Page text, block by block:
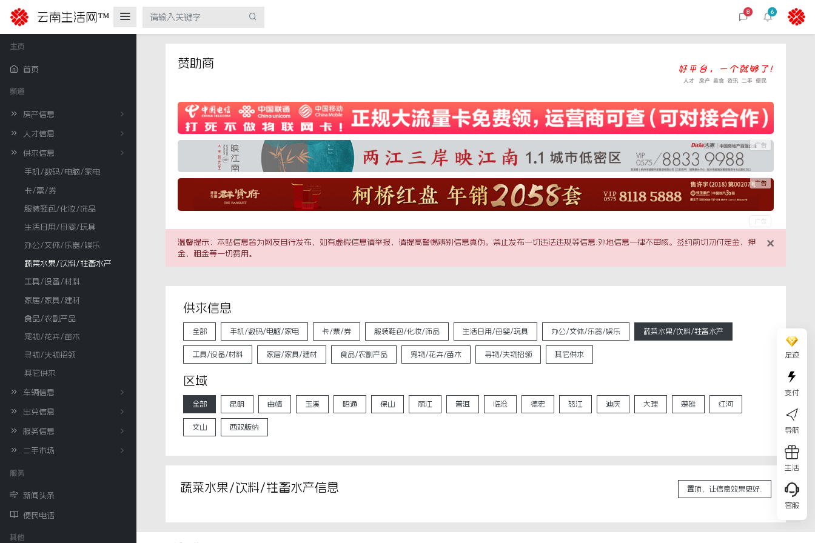
云南生活网™ 8 6
主页
首页
频道
房产信息
人才信息
供求信息
手机/数码/电脑/家电
卡/票/券
服装鞋包/化妆/饰品
生活日用/母婴/玩具
办公/文体/乐器/娱乐
蔬菜水果/饮料/牲畜水产
工具/设备/材料
家居/家具/建材
食品/农副产品
宠物/花卉/苗木
寻物/失物招领
其它供求
车辆信息
出兑信息
服务信息
二手市场
服务
新闻头条
便民电话
其他
赞助商
×
温馨提示：本站信息皆为网友自行发布，如有虚假信息请举报，请提高警惕辨别信息真伪。禁止发布一切违法违规等信息.外地信息一律不审核。签约前切勿付定金、押
金、租金等一切费用。
供求信息
全部 手机/数码/电脑/家电 卡/票/券 服装鞋包/化妆/饰品 生活日用/母婴/玩具 办公/文体/乐器/娱乐 蔬菜水果/饮料/牲畜水产
工具/设备/材料 家居/家具/建材 食品/农副产品 宠物/花卉/苗木 寻物/失物招领 其它供求
区域
全部 昆明 曲靖 玉溪 昭通 保山 丽江 普洱 临沧 德宏 怒江 迪庆 大理 楚雄 红河
文山 西双版纳
蔬菜水果/饮料/牲畜水产信息 置顶，让信息效果更好.
足迹
支付
导航
生活
客服